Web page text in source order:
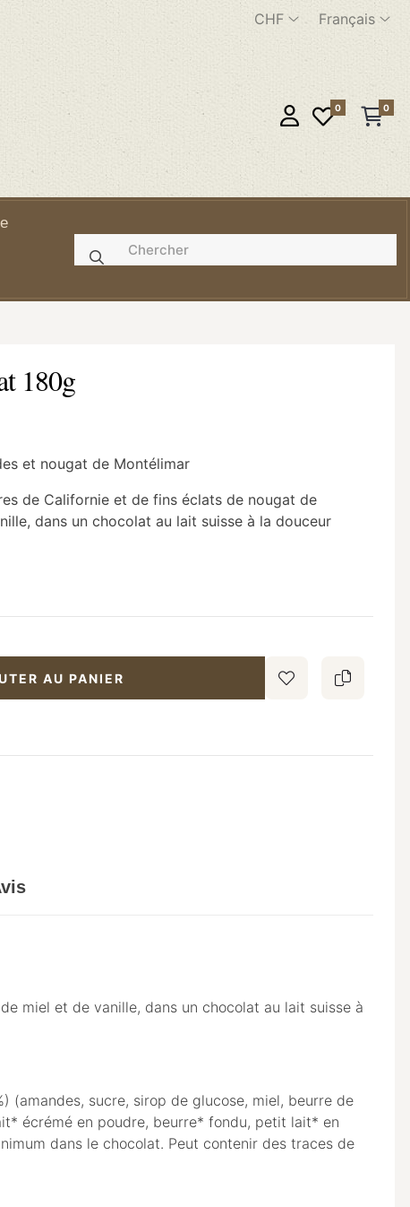
CHF Français
0 0
180g
et nougat de Montélimar
de Californie et de fins éclats de nougat de
dans un chocolat au lait suisse à la douceur
AU PANIER
miel et de vanille, dans un chocolat au lait suisse à
(amandes, sucre, sirop de glucose, miel, beurre de
écrémé en poudre, beurre* fondu, petit lait* en
dans le chocolat. Peut contenir des traces de